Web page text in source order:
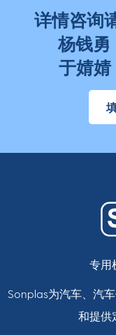
详情咨询
杨钱勇
于婧婧
专用
Sonplas为汽车、汽
和提供